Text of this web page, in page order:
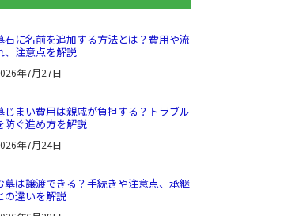
石に名前を追加する方法とは？費用や流
、注意点を解説
年7月27日
じまい費用は親戚が負担する？トラブル
防ぐ進め方を解説
年7月24日
墓は譲渡できる？手続きや注意点、承継
の違いを解説